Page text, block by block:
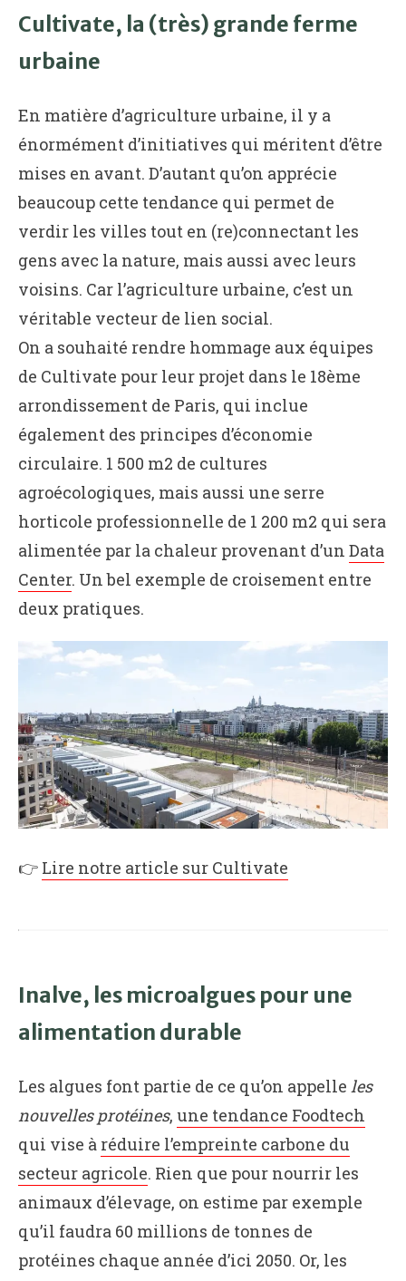
Cultivate, la (très) grande ferme
urbaine
En matière d’agriculture urbaine, il y a
énormément d’initiatives qui méritent d’être
mises en avant. D’autant qu’on apprécie
beaucoup cette tendance qui permet de
verdir les villes tout en (re)connectant les
gens avec la nature, mais aussi avec leurs
voisins. Car l’agriculture urbaine, c’est un
véritable vecteur de lien social.
On a souhaité rendre hommage aux équipes
de Cultivate pour leur projet dans le 18ème
arrondissement de Paris, qui inclue
également des principes d’économie
circulaire. 1 500 m2 de cultures
agroécologiques, mais aussi une serre
horticole professionnelle de 1 200 m2 qui sera
alimentée par la chaleur provenant d’un Data
Center. Un bel exemple de croisement entre
deux pratiques.
👉 Lire notre article sur Cultivate
Inalve, les microalgues pour une
alimentation durable
Les algues font partie de ce qu’on appelle les
nouvelles protéines, une tendance Foodtech
qui vise à réduire l’empreinte carbone du
secteur agricole. Rien que pour nourrir les
animaux d’élevage, on estime par exemple
qu’il faudra 60 millions de tonnes de
protéines chaque année d’ici 2050. Or, les